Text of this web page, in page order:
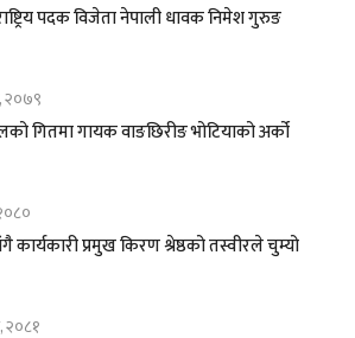
पदक विजेता नेपाली धावक निमेश गुरुङ
२०७९
गितमा गायक वाङछिरीङ भोटियाको अर्को
कार्यकारी प्रमुख किरण श्रेष्ठको तस्वीरले चुम्यो
२०८१